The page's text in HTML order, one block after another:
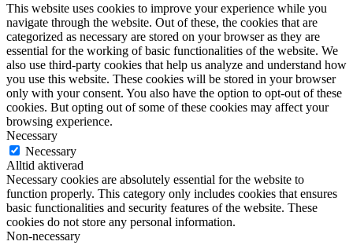
This website uses cookies to improve your experience while you
navigate through the website. Out of these, the cookies that are
categorized as necessary are stored on your browser as they are
essential for the working of basic functionalities of the website. We
also use third-party cookies that help us analyze and understand how
you use this website. These cookies will be stored in your browser
only with your consent. You also have the option to opt-out of these
cookies. But opting out of some of these cookies may affect your
browsing experience.
Necessary
Necessary
Alltid aktiverad
Necessary cookies are absolutely essential for the website to
function properly. This category only includes cookies that ensures
basic functionalities and security features of the website. These
cookies do not store any personal information.
Non-necessary